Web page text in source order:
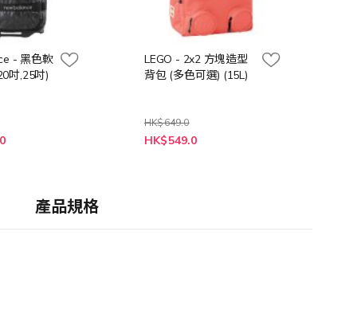
- 黑色軟
吋,25吋)
LEGO - 2x2 方塊造型
背包 (多色可選) (15L)
HK$649.0
HK$549.0
產品規格